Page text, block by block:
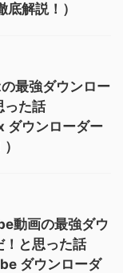
解説！）
最強ダウンロー
った話
ダウンローダー
動画の最強ダウ
！と思った話
ダウンローダ